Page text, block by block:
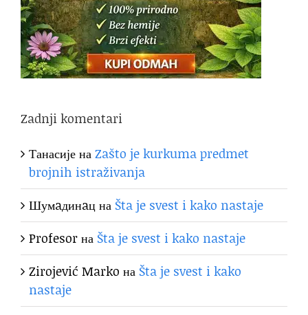
Zadnji komentari
ТанасијенаZašto je kurkuma predmet
brojnih istraživanja
Шумaдинaцна Šta je svest i kako nastaje
Profesorна Šta je svest i kako nastaje
Zirojević Marko на Šta je svest i kako
nastaje